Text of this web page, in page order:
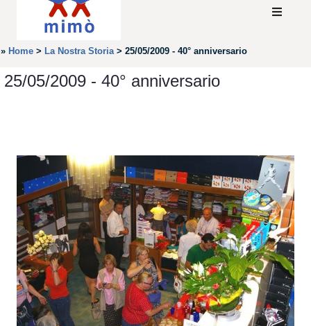
» Home > La Nostra Storia> 25/05/2009 - 40° anniversario
25/05/2009 - 40° anniversario